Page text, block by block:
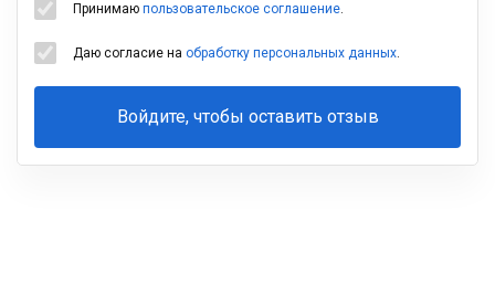
Принимаю пользовательское соглашение.
Даю согласие на обработку персональных данных.
Войдите, чтобы оставить отзыв
Ваша